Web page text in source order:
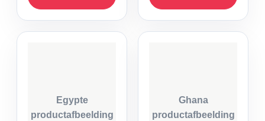
Egypte
productafbeelding
Ghana
productafbeelding